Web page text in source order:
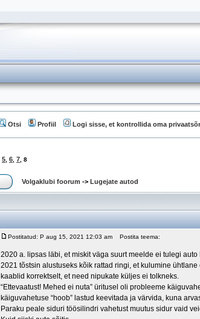
Otsi Profiil Logi sisse, et kontrollida oma
5 6 7 8
Volgaklubi foorum -> Lugejate autod
Postitatud: P aug 15, 2021 12:03 am Postita teema:
2020 a. lipsas läbi, et miskit väga suurt meelde ei tulegi
2021 tõstsin alustuseks kõik rattad ringi, et kulumine
kaablid korrektselt, et need nipukate küljes ei tolkneks.
“Ettevaatust! Mehed ei nuta” üritusel oli probleeme
käiguvahetuse “hoob” lastud keevitada ja värvida, kuna
Paraku peale siduri töösilindri vahetust muutus sidur vaid